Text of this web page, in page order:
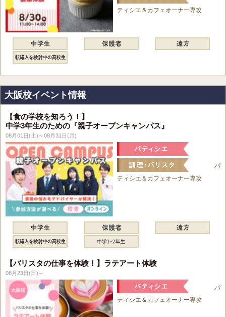
ティシエ＆カフェオーナー専攻
大阪校イベント情報
【食の学校を知ろう！】
中学3年生のための『親子オープンキャンパス』
08月01日(土)～08月31日(月)
パ
ティシエ＆カフェオーナー専攻
【バリスタの仕事を体験！】ラテアート体験
08月23日(日)～
パ
ティシエ＆カフェオーナー専攻